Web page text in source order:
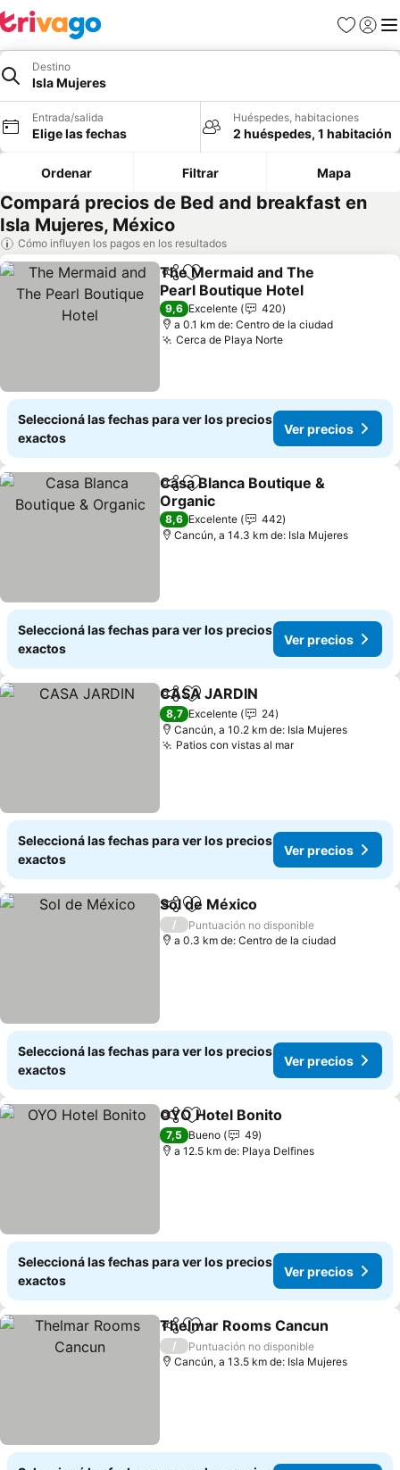
Favoritos
Iniciar
Destino
Isla Mujeres
Entrada/salida
Elige las fechas
Huéspedes, habitaciones
2 huéspedes, 1 habitación
Ordenar Filtrar Mapa
Compará precios de Bed and breakfast en
Isla Mujeres, México
Cómo influyen los pagos en los resultados
Compartir
Añadir a favoritos
The Mermaid and The
Pearl Boutique Hotel
9,6 Excelente
420
a 0.1 km de: Centro de la ciudad
Cerca de Playa Norte
Seleccioná las fechas para ver los precios
exactos
Ver precios
CompartirAñadir a favoritos
Casa Blanca Boutique &
Organic
8,6 Excelente
442
Cancún, a 14.3 km de: Isla Mujeres
Seleccioná las fechas para ver los precios
exactos
Ver precios
CompartirAñadir a favoritos
CASA JARDIN
8,7 Excelente
24
Cancún, a 10.2 km de: Isla Mujeres
Patios con vistas al mar
Seleccioná las fechas para ver los precios
exactos
Ver precios
CompartirAñadir a favoritos
Sol de México
/
Puntuación no disponible
a 0.3 km de: Centro de la ciudad
Seleccioná las fechas para ver los precios
exactos
Ver precios
CompartirAñadir a favoritos
OYO Hotel Bonito
7,5 Bueno
49
a 12.5 km de: Playa Delfines
Seleccioná las fechas para ver los precios
exactos
Ver precios
CompartirAñadir a favoritos
Thelmar Rooms Cancun
/
Puntuación no disponible
Cancún, a 13.5 km de: Isla Mujeres